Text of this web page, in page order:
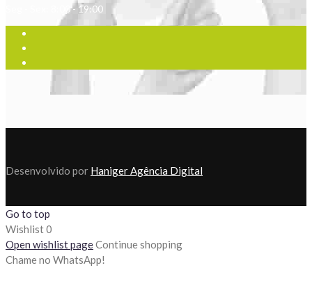
Seg - Sex: 8:00 - 19:00
Desenvolvido por Haniger Agência Digital
Go to top
Wishlist0
Open wishlist pageContinue shopping
Chame no WhatsApp!